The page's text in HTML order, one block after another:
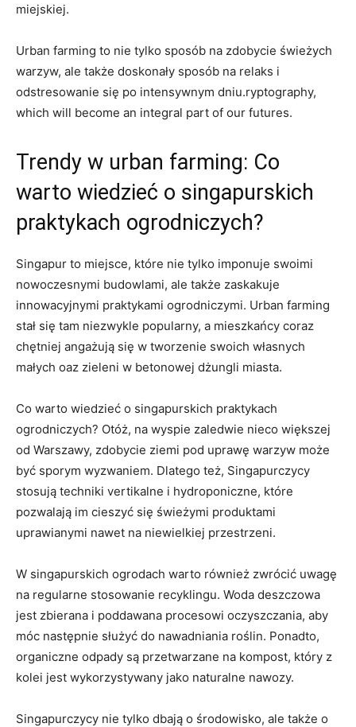
miejskiej.
Urban farming to nie tylko sposób⁢ na zdobycie świeżych
warzyw, ale także doskonały ⁢sposób na relaks i
odstresowanie‍ się‌ po intensywnym dniu.ryptography,
which will⁤ become⁣ an integral part of⁤ our futures.
Trendy⁣ w‌ urban farming: Co
‌warto wiedzieć​ o singapurskich
praktykach ⁤ogrodniczych?
Singapur to miejsce, które nie⁤ tylko ​imponuje swoimi
nowoczesnymi⁤ budowlami, ale także zaskakuje
innowacyjnymi praktykami ogrodniczymi. Urban farming
stał się tam niezwykle popularny, a mieszkańcy coraz
chętniej ‌angażują się ‍w⁤ tworzenie swoich własnych
małych oaz zieleni ⁣w betonowej ⁢dżungli⁢ miasta.
Co warto wiedzieć o ‍singapurskich praktykach
ogrodniczych? Otóż, na wyspie zaledwie nieco większej
od Warszawy, zdobycie ziemi pod uprawę warzyw może
być sporym ⁢wyzwaniem. Dlatego‍ też, Singapurczycy
stosują techniki vertikalne​ i⁣ hydroponiczne, które
pozwalają im cieszyć się świeżymi produktami
uprawianymi ‍nawet na niewielkiej przestrzeni.
W ​singapurskich ​ogrodach warto również zwrócić uwagę
na regularne ⁣stosowanie recyklingu. Woda deszczowa
jest‍ zbierana‍ i⁤ poddawana procesowi ‍oczyszczania, aby
móc następnie służyć do nawadniania roślin. Ponadto,
organiczne odpady są ​przetwarzane na ⁤kompost, który ⁤z
kolei jest ⁤wykorzystywany ⁤jako naturalne nawozy.
Singapurczycy nie⁢ tylko dbają o środowisko,‍ ale także o